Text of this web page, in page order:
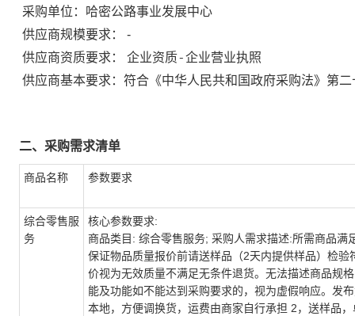
采购单位： 哈密公路事业发展中心
供应商规模要求： -
供应商资质要求： 企业资质-企业营业执照
供应商基本要求：符合《中华人民共和国政府采购法》第
二、采购需求清单
商品名称 参数要求
综合零售服
务
核心参数要求:
商品类目: 综合零售服务; 采购人需求描述:所需商品满
保证物品质量报价前请送样品（2天内提供样品）检
价视为无效质量不满足无条件退货。无法描述商品规
能及功能如不能达到采购要求的，视为虚假响应。发
本地，方便调换货，运费由商家自行承担 2，送样品